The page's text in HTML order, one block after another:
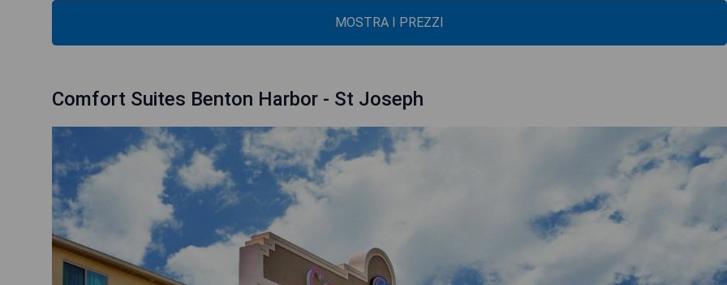
MOSTRA I PREZZI
Comfort Suites Benton Harbor - St Joseph